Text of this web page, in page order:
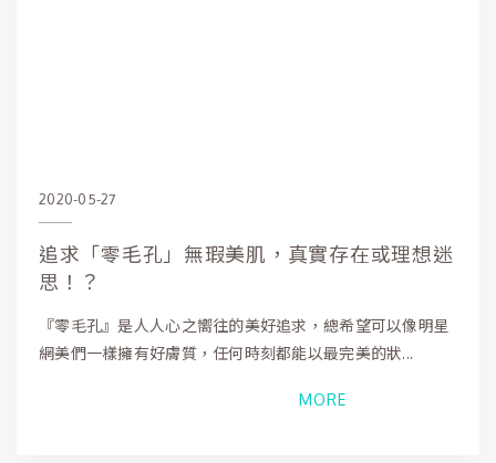
2020-05-27
追求「零毛孔」無瑕美肌，真實存在或理想迷
思！？
『零毛孔』是人人心之嚮往的美好追求，總希望可以像明星
網美們一樣擁有好膚質，任何時刻都能以最完美的狀...
MORE